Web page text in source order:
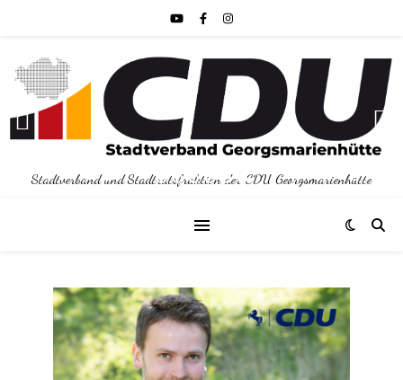
Stadtverband und Stadtratsfraktion der CDU Georgsmarienhütte